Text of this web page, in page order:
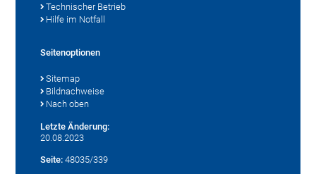
Technischer Betrieb
Hilfe im Notfall
Seitenoptionen
Sitemap
Bildnachweise
Nach oben
Letzte Änderung:
20.08.2023
Seite: 48035/339